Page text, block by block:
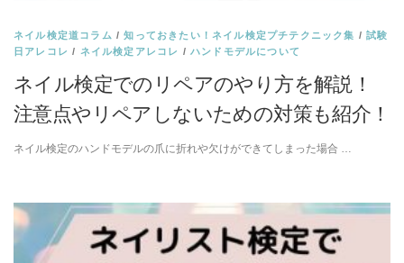
ネイル検定道コラム /知っておきたい！ネイル検定プチテクニック集 /試験
日アレコレ / ネイル検定アレコレ /ハンドモデルについて
ネイル検定でのリペアのやり方を解説！
注意点やリペアしないための対策も紹介！
ネイル検定のハンドモデルの爪に折れや欠けができてしまった場合 …